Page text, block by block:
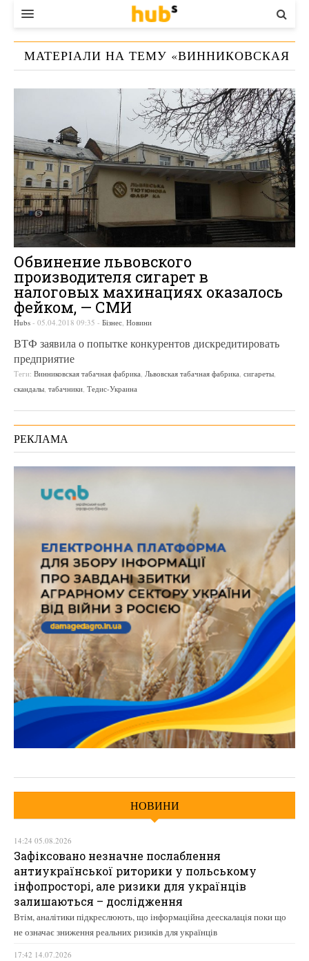
ВЛАДА
ЕКОНОМІКА
СТАРТЕР
КОНТАКТИ
МАТЕРІАЛИ НА ТЕМУ «ВИННИКОВСКАЯ
Обвинение львовского
производителя сигарет в
налоговых махинациях оказалось
фейком, — СМИ
Hubs - 05.04.2018 09:35 - Бізнес Новини
ВТФ заявила о попытке конкурентов дискредитировать
предприятие
Теги: Винниковская табачная фабрика Львовская табачная фабрика сигареты
скандалы табачники Тедис-Украина
РЕКЛАМА
НОВИНИ
14:24 05.08.2026
Зафіксовано незначне послаблення
антиукраїнської риторики у польському
інфопросторі, але ризики для українців
залишаються – дослідження
Втім, аналітики підкреслюють, що інформаційна деескалація поки що
не означає зниження реальних ризиків для українців
17:42 14.07.2026